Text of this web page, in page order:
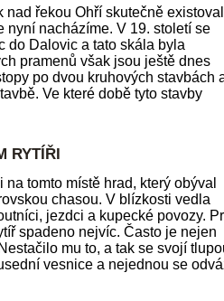
řekou Ohří skutečně existoval
nyní nacházíme. V 19. století se
do Dalovic a tato skála byla
pramenů však jsou ještě dnes
po dvou kruhových stavbách
Ve které době tyto stavby
RYTÍŘI
tomto místě hrad, který obýval
chasou. V blízkosti vedla
jezdci a kupecké povozy.
spadeno nejvíc. Často je nejen
mu to, a tak se svojí
vesnice a nejednou se